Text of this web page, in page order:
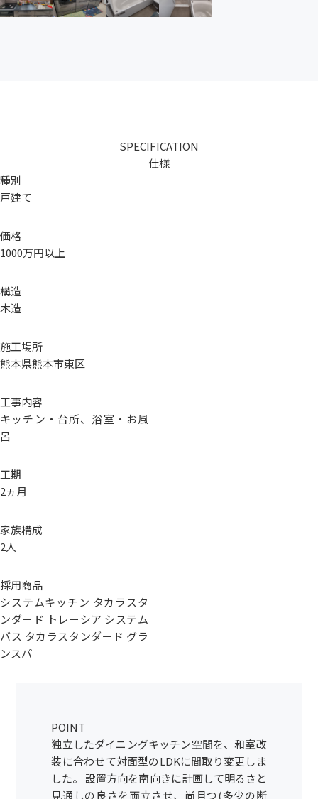
SPECIFICATION
仕様
種別
戸建て
価格
1000万円以上
構造
木造
施工場所
熊本県熊本市東区
工事内容
キッチン・台所、浴室・お風
呂
工期
2ヵ月
家族構成
2人
採用商品
システムキッチン タカラスタ
ンダード トレーシア システム
バス タカラスタンダード グラ
ンスパ
POINT
独立したダイニングキッチン空間を、和室改
装に合わせて対面型のLDKに間取り変更しま
した。 設置方向を南向きに計画して明るさと
見通しの良さを両立させ、尚且つ(多少の断